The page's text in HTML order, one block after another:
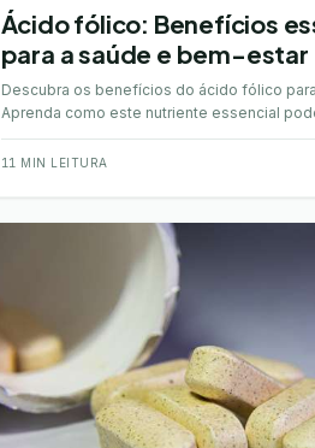
Ácido fólico: Benefícios
para a saúde e bem-estar
Descubra os benefícios do ácido fólico
Aprenda como este nutriente essencial
qualidade de vida.
11 MIN LEITURA